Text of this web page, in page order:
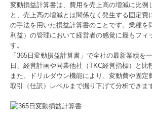
変動損益計算書は、費用を売上高の増減に比例
と、売上高の増減とは関係なく発生する固定費
の手法を用いた損益計算書のことです。業種を
利益）の管理において経営者の感覚に最もフィ
す。
「365日変動損益計算書」で全社の最新業績を
日、経営計画や同業他社（TKC経営指標）と比
また、ドリルダウン機能により、変動費や固定
取引（仕訳）レベルまで掘り下げて分析できま